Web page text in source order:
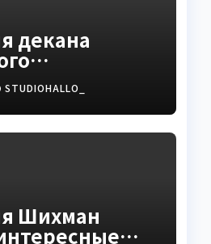
декана
Андрея
от студента
STUDIOHALLO_
Шихман